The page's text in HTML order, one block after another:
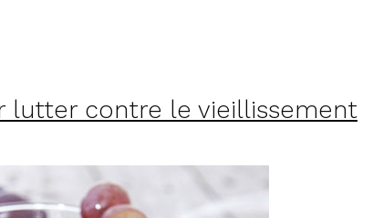
lutter contre le vieillissement